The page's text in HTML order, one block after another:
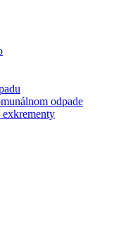
odpade
exkrementy